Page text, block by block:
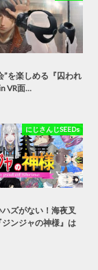
”を楽しめる『囚われ
VR面…
にじさんじSEEDs
ズがない！海夜叉
ンジャの神様』は